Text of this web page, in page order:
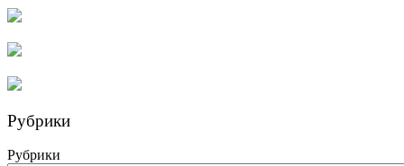
Рубрики
Рубрики